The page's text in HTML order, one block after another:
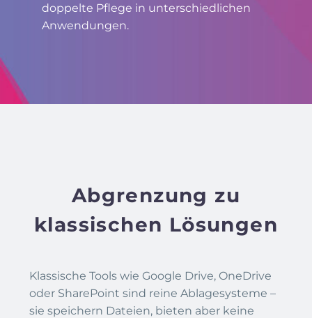
doppelte Pflege in unterschiedlichen
Anwendungen.
Abgrenzung zu
klassischen Lösungen
Klassische Tools wie Google Drive, OneDrive
oder SharePoint sind reine Ablagesysteme –
sie speichern Dateien, bieten aber keine